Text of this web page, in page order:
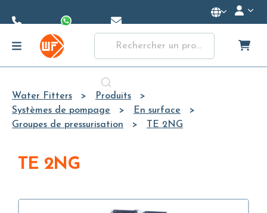
Content
Water Fitters
Produits
Systèmes de pompage
En surface
Groupes de pressurisation
TE 2NG
TE 2NG